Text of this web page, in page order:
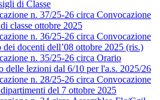
di Classe
n. 37/25-26 circa Convocazione
classe ottobre 2025
n. 36/25-26 circa Convocazione
docenti dell’08 ottobre 2025 (ris.)
n. 35/25-26 circa Orario
delle lezioni dal 6/10 per l'a.s. 2025/26
n. 28/25-26 circa Convocazione
del 7 ottobre 2025